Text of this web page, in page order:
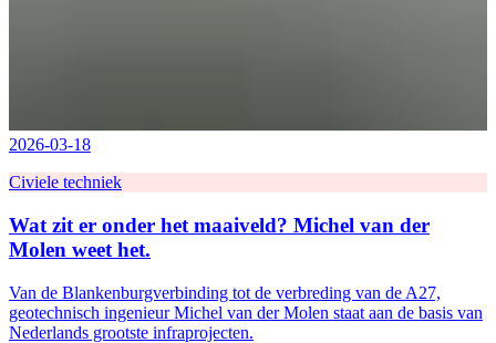
2026-03-18
Civiele techniek
Wat zit er onder het maaiveld? Michel van der
Molen weet het.
Van de Blankenburgverbinding tot de verbreding van de A27,
geotechnisch ingenieur Michel van der Molen staat aan de basis van
Nederlands grootste infraprojecten.